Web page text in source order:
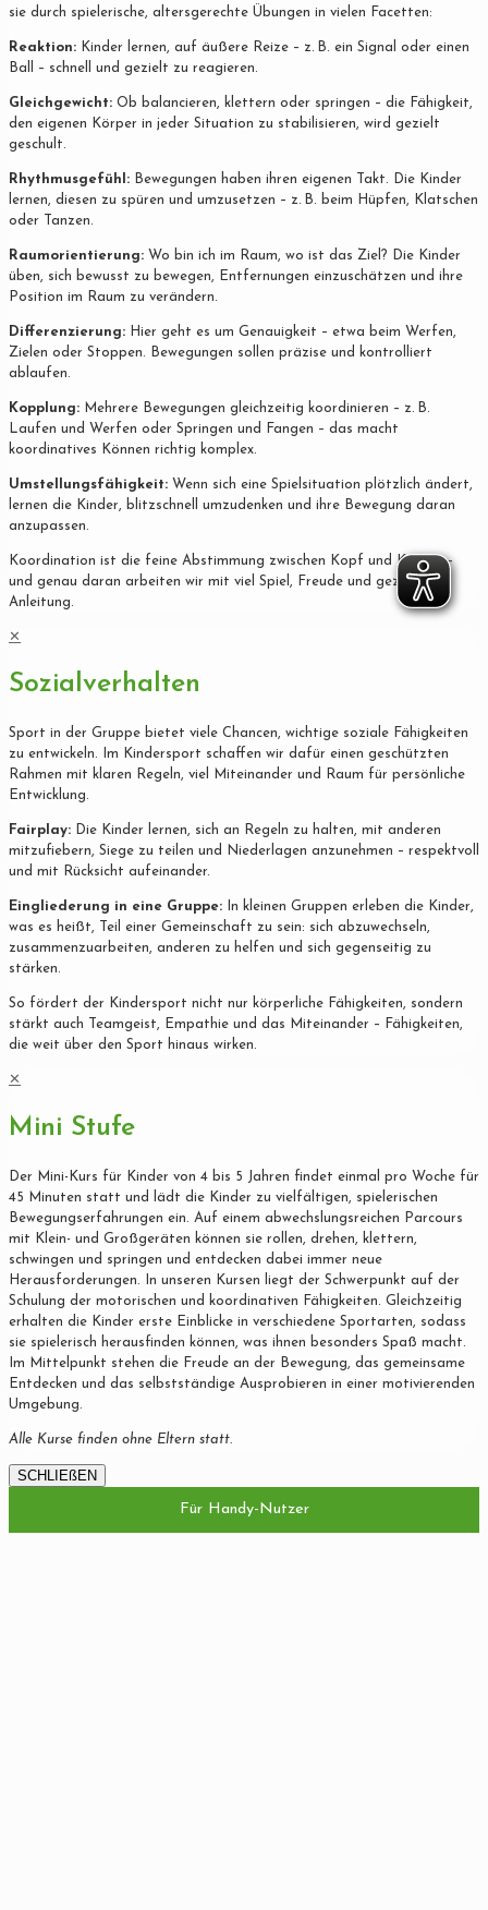
sie durch spielerische, altersgerechte Übungen in vielen Facetten:
Reaktion: Kinder lernen, auf äußere Reize – z. B. ein Signal oder einen
Ball – schnell und gezielt zu reagieren.
Gleichgewicht: Ob balancieren, klettern oder springen – die Fähigkeit,
den eigenen Körper in jeder Situation zu stabilisieren, wird gezielt
geschult.
Rhythmusgefühl: Bewegungen haben ihren eigenen Takt. Die Kinder
lernen, diesen zu spüren und umzusetzen – z. B. beim Hüpfen, Klatschen
oder Tanzen.
Raumorientierung: Wo bin ich im Raum, wo ist das Ziel? Die Kinder
üben, sich bewusst zu bewegen, Entfernungen einzuschätzen und ihre
Position im Raum zu verändern.
Differenzierung: Hier geht es um Genauigkeit – etwa beim Werfen,
Zielen oder Stoppen. Bewegungen sollen präzise und kontrolliert
ablaufen.
Kopplung: Mehrere Bewegungen gleichzeitig koordinieren – z. B.
Laufen und Werfen oder Springen und Fangen – das macht
koordinatives Können richtig komplex.
Umstellungsfähigkeit: Wenn sich eine Spielsituation plötzlich ändert,
lernen die Kinder, blitzschnell umzudenken und ihre Bewegung daran
anzupassen.
Koordination ist die feine Abstimmung zwischen Kopf und Körper –
und genau daran arbeiten wir mit viel Spiel, Freude und gezielter
Anleitung.
✕
Sozialverhalten
Sport in der Gruppe bietet viele Chancen, wichtige soziale Fähigkeiten
zu entwickeln. Im Kindersport schaffen wir dafür einen geschützten
Rahmen mit klaren Regeln, viel Miteinander und Raum für persönliche
Entwicklung.
Fairplay: Die Kinder lernen, sich an Regeln zu halten, mit anderen
mitzufiebern, Siege zu teilen und Niederlagen anzunehmen – respektvoll
und mit Rücksicht aufeinander.
Eingliederung in eine Gruppe: In kleinen Gruppen erleben die Kinder,
was es heißt, Teil einer Gemeinschaft zu sein: sich abzuwechseln,
zusammenzuarbeiten, anderen zu helfen und sich gegenseitig zu
stärken.
So fördert der Kindersport nicht nur körperliche Fähigkeiten, sondern
stärkt auch Teamgeist, Empathie und das Miteinander – Fähigkeiten,
die weit über den Sport hinaus wirken.
✕
Mini Stufe
Der Mini-Kurs für Kinder von 4 bis 5 Jahren findet einmal pro Woche für
45 Minuten statt und lädt die Kinder zu vielfältigen, spielerischen
Bewegungserfahrungen ein. Auf einem abwechslungsreichen Parcours
mit Klein- und Großgeräten können sie rollen, drehen, klettern,
schwingen und springen und entdecken dabei immer neue
Herausforderungen. In unseren Kursen liegt der Schwerpunkt auf der
Schulung der motorischen und koordinativen Fähigkeiten. Gleichzeitig
erhalten die Kinder erste Einblicke in verschiedene Sportarten, sodass
sie spielerisch herausfinden können, was ihnen besonders Spaß macht.
Im Mittelpunkt stehen die Freude an der Bewegung, das gemeinsame
Entdecken und das selbstständige Ausprobieren in einer motivierenden
Umgebung.
Alle Kurse finden ohne Eltern statt.
SCHLIEßEN
Für Handy-Nutzer